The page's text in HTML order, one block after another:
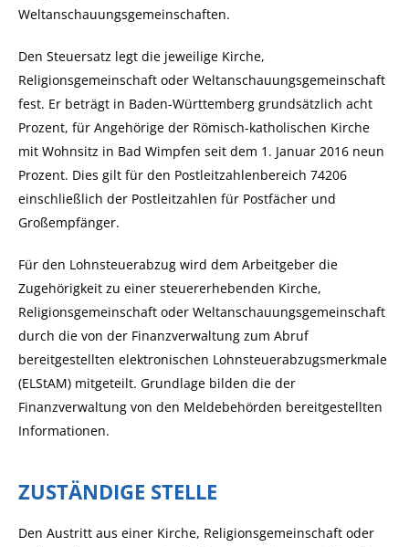
Weltanschauungsgemeinschaften.
Den Steuersatz legt die jeweilige Kirche,
Religionsgemeinschaft oder Weltanschauungsgemeinschaft
fest. Er beträgt in Baden-Württemberg grundsätzlich acht
Prozent, für Angehörige der Römisch-katholischen Kirche
mit Wohnsitz in Bad Wimpfen seit dem 1. Januar 2016 neun
Prozent. Dies gilt für den Postleitzahlenbereich 74206
einschließlich der Postleitzahlen für Postfächer und
Großempfänger.
Für den Lohnsteuerabzug wird dem Arbeitgeber die
Zugehörigkeit zu einer steuererhebenden Kirche,
Religionsgemeinschaft oder Weltanschauungsgemeinschaft
durch die von der Finanzverwaltung zum Abruf
bereitgestellten elektronischen Lohnsteuerabzugsmerkmale
(ELStAM) mitgeteilt. Grundlage bilden die der
Finanzverwaltung von den Meldebehörden bereitgestellten
Informationen.
ZUSTÄNDIGE STELLE
Den Austritt aus einer Kirche, Religionsgemeinschaft oder